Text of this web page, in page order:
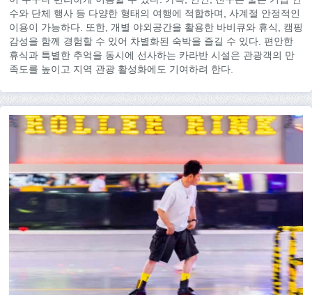
수와 단체 행사 등 다양한 형태의 여행에 적합하며, 사계절 안정적인
이용이 가능하다. 또한, 개별 야외공간을 활용한 바비큐와 휴식, 캠핑
감성을 함께 경험할 수 있어 차별화된 숙박을 즐길 수 있다. 편안한
휴식과 특별한 추억을 동시에 선사하는 카라반 시설은 관광객의 만
족도를 높이고 지역 관광 활성화에도 기여하려 한다.